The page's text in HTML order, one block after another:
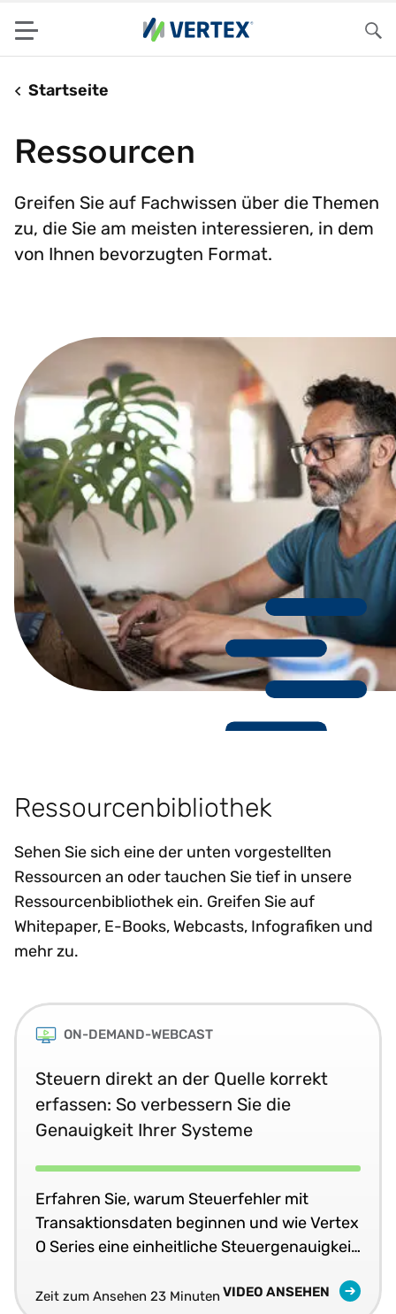
Menu
Startseite
Ressourcen
Greifen Sie auf Fachwissen über die Themen
zu, die Sie am meisten interessieren, in dem
von Ihnen bevorzugten Format.
Ressourcenbibliothek
Sehen Sie sich eine der unten vorgestellten
Ressourcen an oder tauchen Sie tief in unsere
Ressourcenbibliothek ein. Greifen Sie auf
Whitepaper, E-Books, Webcasts, Infografiken und
mehr zu.
ON-DEMAND-WEBCAST
Steuern direkt an der Quelle korrekt
erfassen: So verbessern Sie die
Genauigkeit Ihrer Systeme
Erfahren Sie, warum Steuerfehler mit
Transaktionsdaten beginnen und wie Vertex
O Series eine einheitliche Steuergenauigkeit
liefert.
Zeit zum Ansehen 23 Minuten VIDEO ANSEHEN